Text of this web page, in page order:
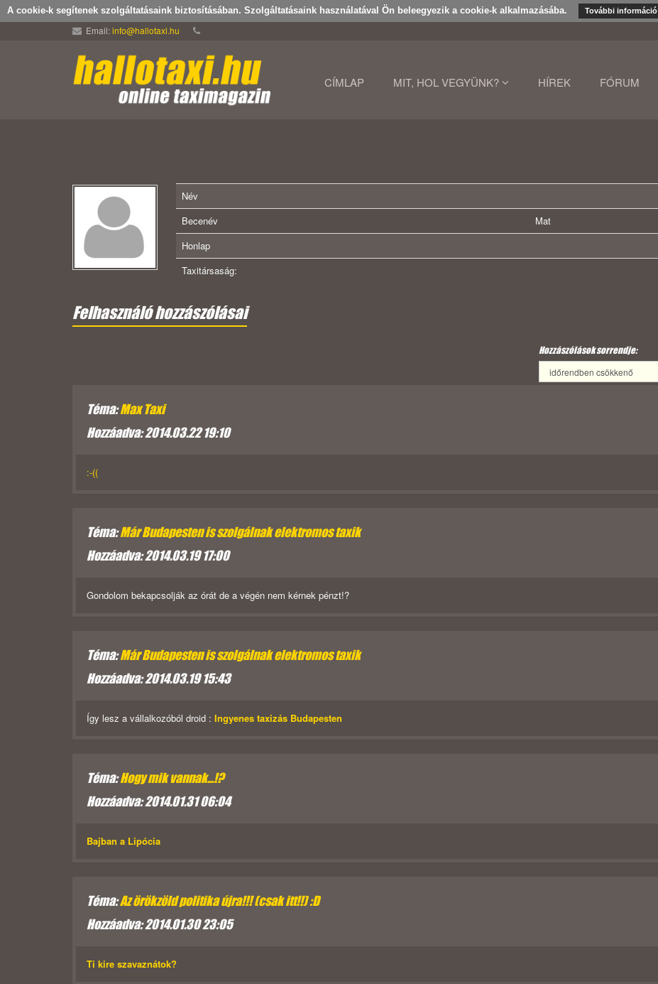
A cookie-k segítenek szolgáltatásaink biztosításában. Szolgáltatásaink használatával Ön beleegyezik a cookie-k alkalmazásába. További információ
Email:info@hallotaxi.hu
CÍMLAP MIT, HOL VEGYÜNK? HÍREK FÓRUM
Név
Becenév
Mat
Honlap
Taxitársaság:
Felhasználó hozzászólásai
Hozzászólások sorrendje:
Téma:Max Taxi
Hozzáadva: 2014.03.22 19:10
:-((
Téma:Már Budapesten is szolgálnak elektromos taxik
Hozzáadva: 2014.03.19 17:00
Gondolom bekapcsolják az órát de a végén nem kérnek pénzt!?
Téma:Már Budapesten is szolgálnak elektromos taxik
Hozzáadva: 2014.03.19 15:43
Így lesz a vállalkozóból droid : Ingyenes taxizás Budapesten
Téma:Hogy mik vannak...!?
Hozzáadva: 2014.01.31 06:04
Bajban a Lipócia
Téma:Az örökzöld politika újra!!! (csak itt!!) :D
Hozzáadva: 2014.01.30 23:05
Ti kire szavaznátok?